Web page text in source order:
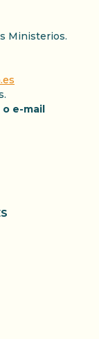
Ministerios.
e-mail